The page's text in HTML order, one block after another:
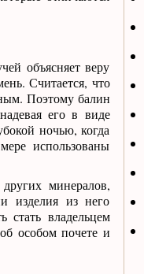
объясняет веру
Считается, что
Поэтому балин
его в виде
ночью, когда
использованы
минералов,
изделия из него
стать владельцем
особом почете и